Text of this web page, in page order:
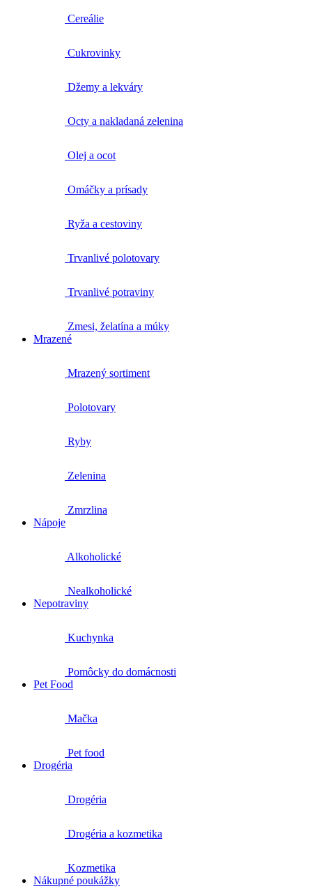
Cereálie
Cukrovinky
Džemy a lekváry
Octy a nakladaná zelenina
Olej a ocot
Omáčky a prísady
Ryža a cestoviny
Trvanlivé polotovary
Trvanlivé potraviny
Zmesi, želatína a múky
Mrazené
Mrazený sortiment
Polotovary
Ryby
Zelenina
Zmrzlina
Nápoje
Alkoholické
Nealkoholické
Nepotraviny
Kuchynka
Pomôcky do domácnosti
Pet Food
Mačka
Pet food
Drogéria
Drogéria
Drogéria a kozmetika
Kozmetika
Nákupné poukážky